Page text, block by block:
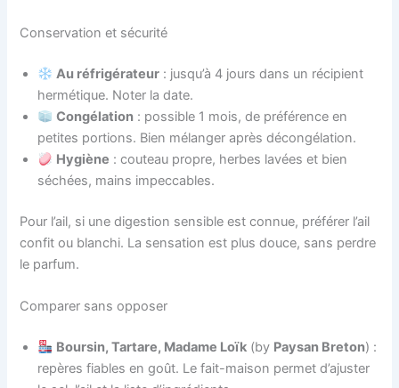
Conservation et sécurité
Au réfrigérateur : jusqu’à 4 jours dans un récipient
hermétique. Noter la date.
Congélation : possible 1 mois, de préférence en
petites portions. Bien mélanger après décongélation.
Hygiène : couteau propre, herbes lavées et bien
séchées, mains impeccables.
Pour l’ail, si une digestion sensible est connue, préférer l’ail
confit ou blanchi. La sensation est plus douce, sans perdre
le parfum.
Comparer sans opposer
Boursin, Tartare, Madame Loïk (by Paysan Breton) :
repères fiables en goût. Le fait-maison permet d’ajuster